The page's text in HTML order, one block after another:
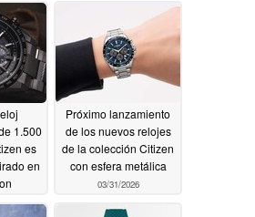
1.500
es
en
por
Próximo lanzamiento
de los nuevos relojes
de la colección Citizen
con esfera metálica
03/31/2026